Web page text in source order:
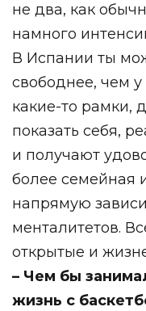
не два, как
намного
В Испании ты
свободнее, чем у
какие-то рамки,
показать себя,
и получают
более семейная
напрямую
менталитетов.
открытые и
⁣⁣– Чем бы
жизнь с